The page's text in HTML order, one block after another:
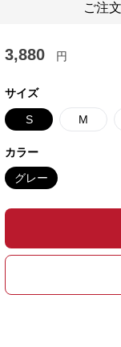
ご注
3,880 円
サイズ
S M
カラー
グレー